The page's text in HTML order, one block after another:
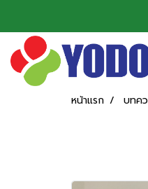
หน้าแรก บทค